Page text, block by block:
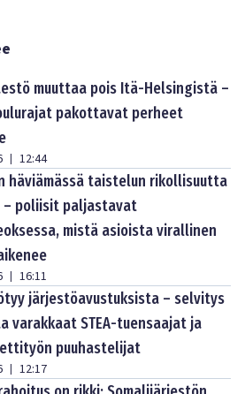
muuttaa pois Itä-Helsingistä –
pakottavat perheet
| 12:44
häviämässä taistelun rikollisuutta
– poliisit paljastavat
mistä asioista virallinen
| 16:11
järjestöavustuksista – selvitys
varakkaat STEA-tuensaajat ja
puuhastelijat
| 12:17